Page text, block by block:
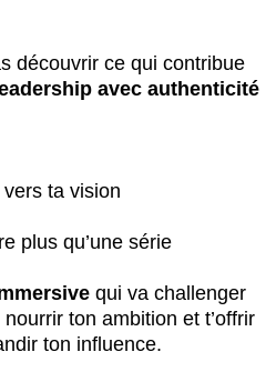
découvrir ce qui contribue
avec authenticité
ta vision
plus qu’une série
qui va challenger
ton ambition et t’offrir
ton influence.